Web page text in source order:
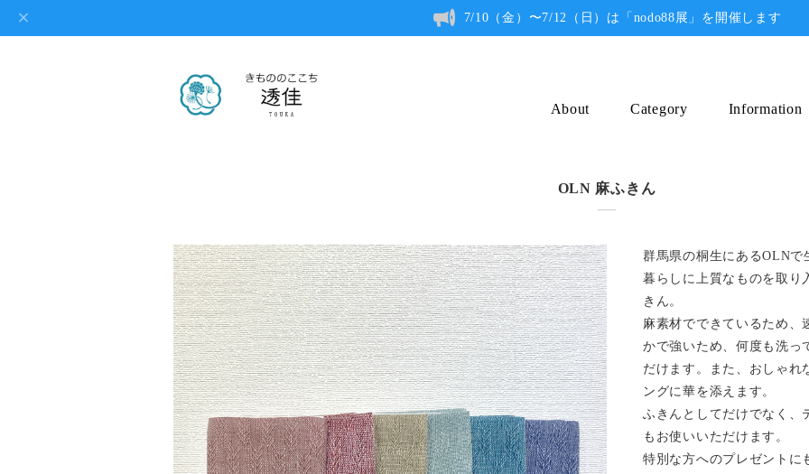
7/10（金）〜7/12（日）は「nodo88展」を開催します
About Category Information
OLN 麻ふきん
群馬県の桐生にあるOLN
暮らしに上質なものを取り
きん。
麻素材でできているため、
かで強いため、何度も洗っ
だけます。また、おしゃれ
ングに華を添えます。
ふきんとしてだけでなく、
もお使いいただけます。
特別な方へのプレゼントに